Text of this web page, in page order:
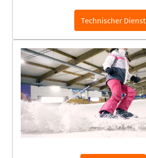
Technischer Dienst